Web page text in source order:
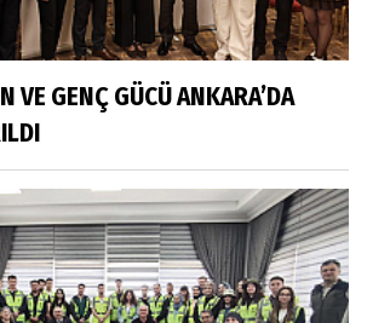
VE GENÇ GÜCÜ ANKARA’DA